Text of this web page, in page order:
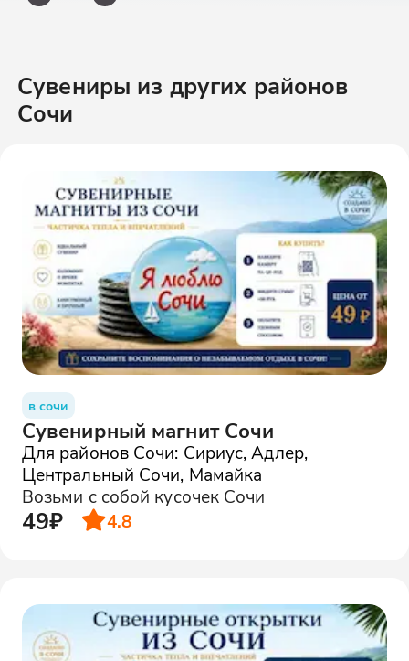
Сувениры из других районов
Сочи
в сочи
Сувенирный магнит Сочи
Для районов Сочи: Сириус, Адлер,
Центральный Сочи, Мамайка
Возьми с собой кусочек Сочи
49₽ 4.8